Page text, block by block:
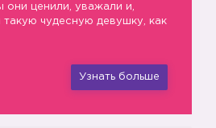
они ценили, уважали и,
чудесную девушку, как
Узнать больше